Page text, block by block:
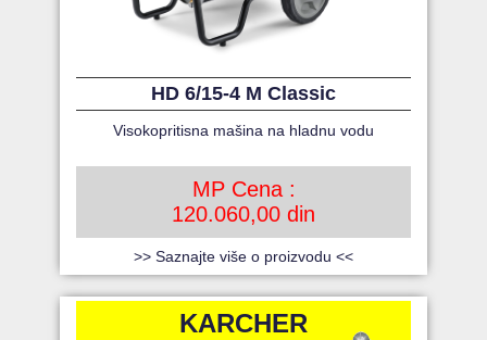
HD 6/15-4 M Classic
Visokopritisna mašina na hladnu vodu
MP Cena :
120.060,00 din
>> Saznajte više o proizvodu <<
KARCHER